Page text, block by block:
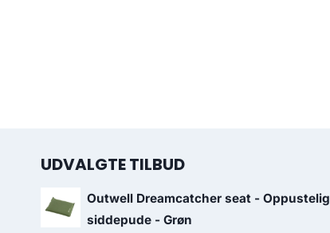
UDVALGTE TILBUD
Outwell Dreamcatcher seat - Oppustelig
siddepude - Grøn